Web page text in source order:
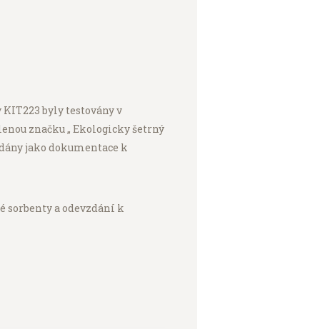
byly testovány v
značku „ Ekologicky šetrný
jako dokumentace k
a odevzdání k